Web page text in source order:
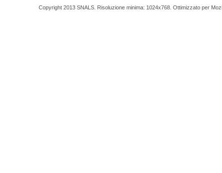
Copyright 2013 SNALS. Risoluzione minima: 1024x768. Ottimizzato per